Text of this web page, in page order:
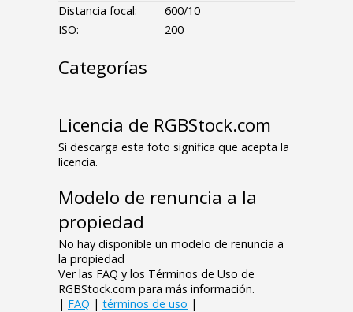
Distancia focal:
600/10
ISO:
200
Categorías
- - - -
Licencia de RGBStock.com
Si descarga esta foto significa que acepta la
licencia.
Modelo de renuncia a la
propiedad
No hay disponible un modelo de renuncia a
la propiedad
Ver las FAQ y los Términos de Uso de
RGBStock.com para más información.
| FAQ | términos de uso |